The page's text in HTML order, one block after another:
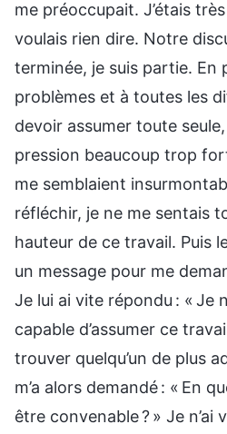
me préoccupait. J’étais
voulais rien dire. Notre
terminée, je suis partie. En
problèmes et à toutes les
devoir assumer toute
pression beaucoup trop
me semblaient
réfléchir, je ne me sentais
hauteur de ce travail. Puis
un message pour me
Je lui ai vite répondu : « Je
capable d’assumer ce
trouver quelqu’un de plus
m’a alors demandé : « En
être convenable ? » Je n’ai